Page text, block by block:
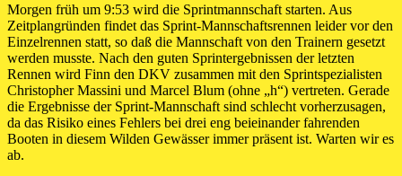
Morgen früh um 9:53 wird die Sprintmannschaft starten. Aus
Zeitplangründen findet das Sprint-Mannschaftsrennen leider vor den
Einzelrennen statt, so daß die Mannschaft von den Trainern gesetzt
werden musste. Nach den guten Sprintergebnissen der letzten
Rennen wird Finn den DKV zusammen mit den Sprintspezialisten
Christopher Massini und Marcel Blum (ohne „h“) vertreten. Gerade
die Ergebnisse der Sprint-Mannschaft sind schlecht vorherzusagen,
da das Risiko eines Fehlers bei drei eng beieinander fahrenden
Booten in diesem Wilden Gewässer immer präsent ist. Warten wir es
ab.